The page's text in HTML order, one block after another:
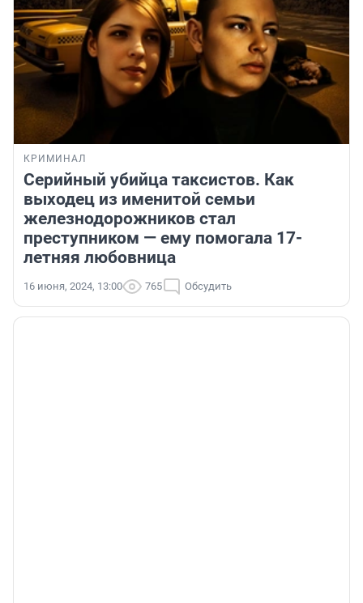
КРИМИНАЛ
Серийный убийца таксистов. Как
выходец из именитой семьи
железнодорожников стал
преступником — ему помогала 17-
летняя любовница
16 июня, 2024, 13:00 765 Обсудить